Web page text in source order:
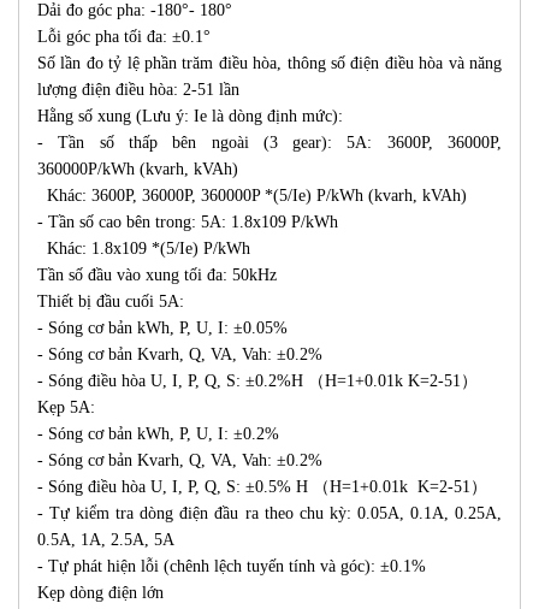
Dải đo góc pha: -180°- 180°
Lỗi góc pha tối đa: ±0.1°
Số lần đo tỷ lệ phần trăm điều hòa, thông số điện điều hòa và năng
lượng điện điều hòa: 2-51 lần
Hằng số xung (Lưu ý: Ie là dòng định mức):
- Tần số thấp bên ngoài (3 gear): 5A: 3600P, 36000P,
360000P/kWh (kvarh, kVAh)
Khác: 3600P, 36000P, 360000P *(5/Ie) P/kWh (kvarh, kVAh)
- Tần số cao bên trong: 5A: 1.8x109 P/kWh
Khác: 1.8x109 *(5/Ie) P/kWh
Tần số đầu vào xung tối đa: 50kHz
Thiết bị đầu cuối 5A:
- Sóng cơ bản kWh, P, U, I: ±0.05%
- Sóng cơ bản Kvarh, Q, VA, Vah: ±0.2%
- Sóng điều hòa U, I, P, Q, S: ±0.2%H （H=1+0.01k K=2-51）
Kẹp 5A:
- Sóng cơ bản kWh, P, U, I: ±0.2%
- Sóng cơ bản Kvarh, Q, VA, Vah: ±0.2%
- Sóng điều hòa U, I, P, Q, S: ±0.5% H （H=1+0.01k K=2-51）
- Tự kiểm tra dòng điện đầu ra theo chu kỳ: 0.05A, 0.1A, 0.25A,
0.5A, 1A, 2.5A, 5A
- Tự phát hiện lỗi (chênh lệch tuyến tính và góc): ±0.1%
Kẹp dòng điện lớn